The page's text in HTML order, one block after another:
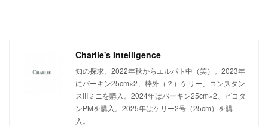
Charlie's Intelligence
知の探求。2022年秋からエルパト中（笑）。2023年
にバーキン25cm×2、枠外（？）ケリー、コンスタン
スIIIミニを購入。2024年はバーキン25cm×2、ピコタ
ンPMを購入。2025年はケリー2号（25cm）を購
入。